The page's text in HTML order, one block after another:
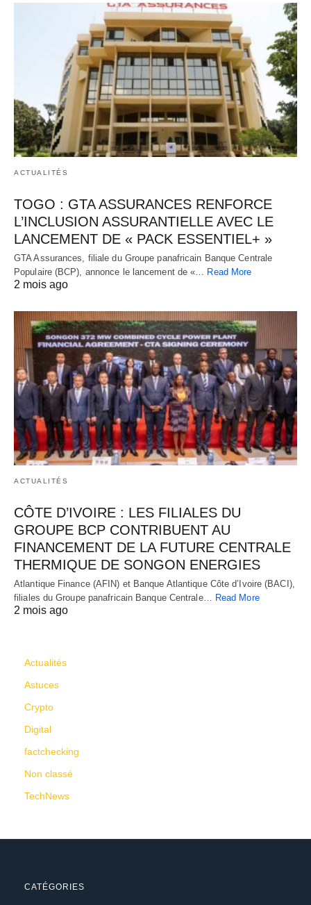
ACTUALITÉS
TOGO : GTA ASSURANCES RENFORCE
L’INCLUSION ASSURANTIELLE AVEC LE
LANCEMENT DE « PACK ESSENTIEL+ »
GTA Assurances, filiale du Groupe panafricain Banque Centrale
Populaire (BCP), annonce le lancement de «…
Read More
2 mois ago
ACTUALITÉS
CÔTE D’IVOIRE : LES FILIALES DU
GROUPE BCP CONTRIBUENT AU
FINANCEMENT DE LA FUTURE CENTRALE
THERMIQUE DE SONGON ENERGIES
Atlantique Finance (AFIN) et Banque Atlantique Côte d’Ivoire (BACI),
filiales du Groupe panafricain Banque Centrale… Read More
2 mois ago
Actualités
Astuces
Crypto
Digital
factchecking
Non classé
TechNews
CATÉGORIES